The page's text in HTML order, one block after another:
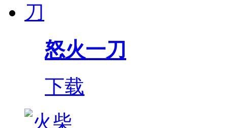
怒火一刀
下载